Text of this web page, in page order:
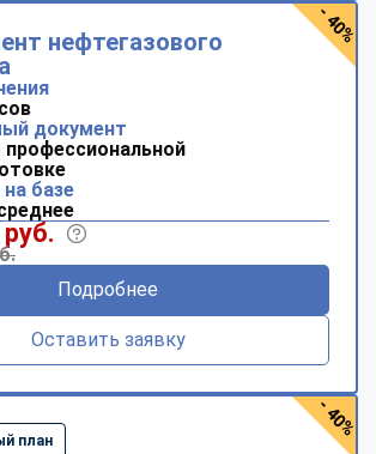
нефтегазового
документ
базе
Подробнее
Оставить заявку
- 40%
план
- 40%